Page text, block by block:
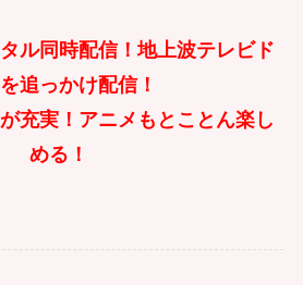
ル同時配信！地上波テレビド
追っかけ配信！
充実！アニメもとことん楽し
める！